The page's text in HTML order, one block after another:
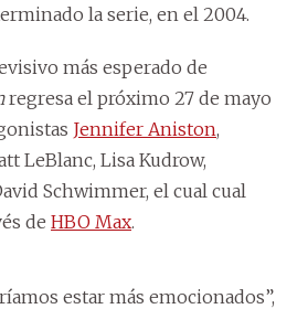
la serie, en el 2004.
más esperado de
regresa el próximo 27 de mayo
Jennifer Aniston,
LeBlanc, Lisa Kudrow,
Schwimmer, el cual cual
de HBO Max.
estar más emocionados”,